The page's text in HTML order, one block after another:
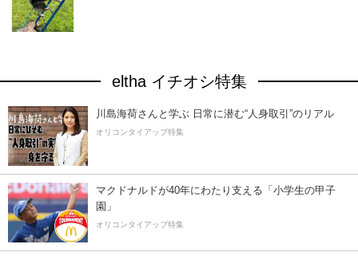
eltha イチオシ特集
川島海荷さんと学ぶ 日常に潜む“人身取引”のリアル
オリコンタイアップ特集
マクドナルドが40年にわたり支える「小学生の甲子
園」
オリコンタイアップ特集